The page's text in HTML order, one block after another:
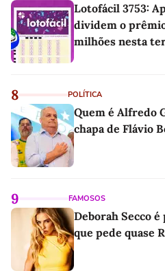
Lotofácil 3753:
dividem o
milhões nesta
8 POLÍTICA
Quem é Alfredo
chapa de Flávio
9 FAMOSOS
Deborah Secco
que pede quase